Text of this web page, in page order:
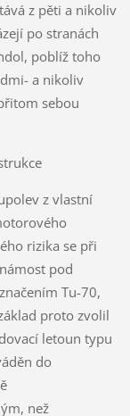
z pěti a nikoliv
po stranách
poblíž toho
a nikoliv
sebou
z vlastní
rizika se při
pod
Tu-70,
proto zvolil
letoun typu
do
než